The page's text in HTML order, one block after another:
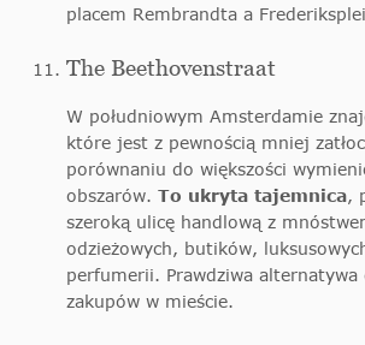
placem Rembrandta a
The Beethovenstraat
W południowym Amsterdamie
które jest z pewnością mniej
porównaniu do większości
obszarów. To ukryta tajemnica,
szeroką ulicę handlową z
odzieżowych, butików,
perfumerii. Prawdziwa alternatywa
zakupów w mieście.